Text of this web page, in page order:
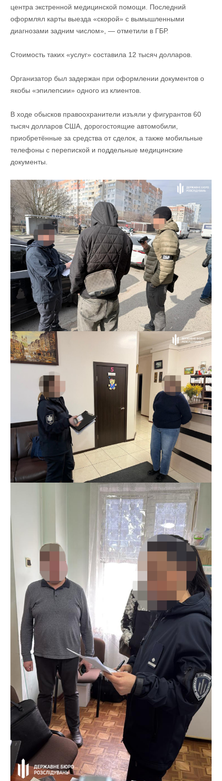
центра экстренной медицинской помощи. Последний
оформлял карты выезда «скорой» с вымышленными
диагнозами задним числом», — отметили в ГБР.
Стоимость таких «услуг» составила 12 тысяч долларов.
Организатор был задержан при оформлении документов о
якобы «эпилепсии» одного из клиентов.
В ходе обысков правоохранители изъяли у фигурантов 60
тысяч долларов США, дорогостоящие автомобили,
приобретённые за средства от сделок, а также мобильные
телефоны с перепиской и поддельные медицинские
документы.